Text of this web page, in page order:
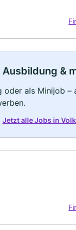
&
oder als Minijob –
Jetzt alle Jobs in